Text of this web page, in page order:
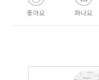
좋아요 화나요